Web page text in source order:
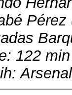
122 min
Arsenal